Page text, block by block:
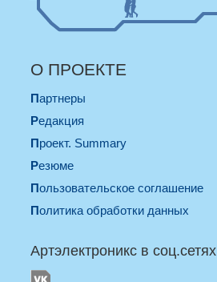
О ПРОЕКТЕ
Партнеры
Редакция
Проект. Summary
Резюме
Пользовательское соглашение
Политика обработки данных
Артэлектроникс в соц.сетях